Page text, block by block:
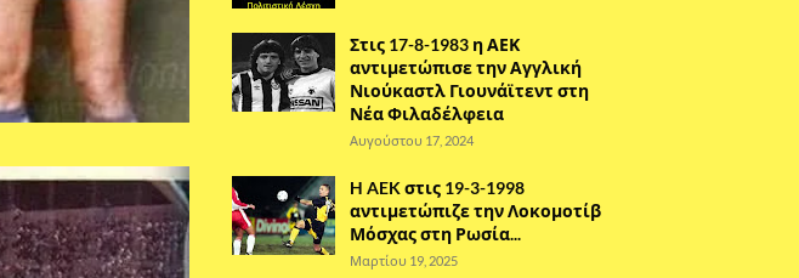
Στις 17-8-1983 η ΑΕΚ
αντιμετώπισε την Αγγλική
Νιούκαστλ Γιουνάϊτεντ στη
Νέα Φιλαδέλφεια
Αυγούστου 17, 2024
H AEK στις 19-3-1998
αντιμετώπιζε την Λοκομοτίβ
Μόσχας στη Ρωσία...
Μαρτίου 19, 2025